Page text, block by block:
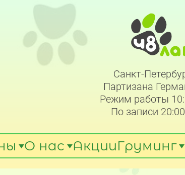
Санкт-
Партизана
Режим работы
По записи
О нас АкцииГруминг